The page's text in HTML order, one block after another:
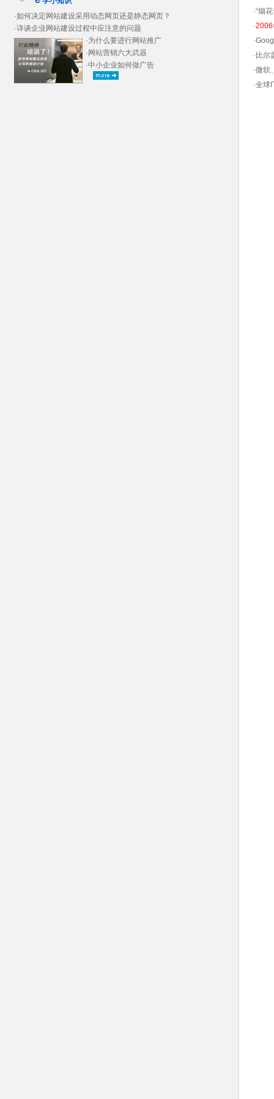
·如何决定网站建设采用动态网页还是静态网页？
·详谈企业网站建设过程中应注意的问题
·为什么要进行网站推广
· 网站营销六大武器
·中小企业如何做广告
·“烟
·2006
·
· 比尔
·微软
·全球